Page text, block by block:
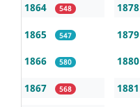
1864 548
1865 547
1866 580
1867 568
1878
1879
1880
1881